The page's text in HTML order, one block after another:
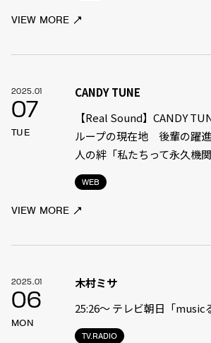
VIEW MORE
2025.01
07
TUE
WEB
CANDY TUNE
【Real Sound】CANDY
ループの現在地 後輩の躍
人の絆「私たちって永久機関
VIEW MORE
2025.01
06
MON
TV.RADIO
木村ミサ
25:26〜 テレビ朝日「music